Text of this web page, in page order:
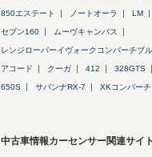
850エステート ノートオーラ LM
セブン160 ムーヴキャンバス
レンジローバーイヴォークコンバーチブル
アコード クーガ 412 328GTS
650S サバンナRX-7 XKコンバー
中古車情報カーセンサー関連サイト